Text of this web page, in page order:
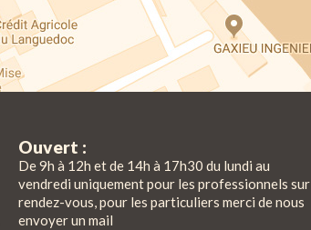
Ouvert :
De 9h à 12h et de 14h à 17h30 du lundi au
vendredi uniquement pour les professionnels sur
rendez-vous, pour les particuliers merci de nous
envoyer un mail